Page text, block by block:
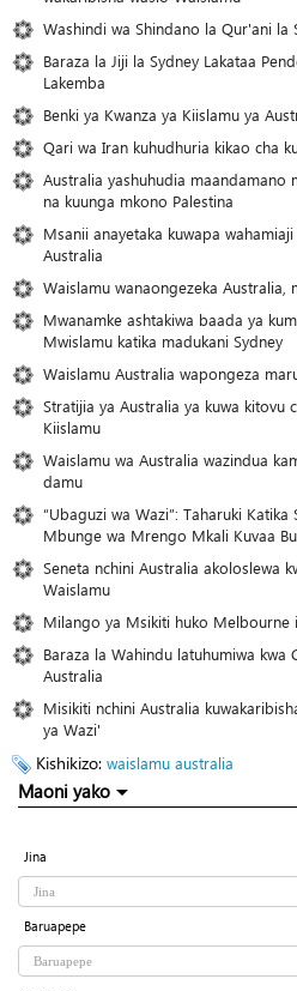
Washindi wa Shindano la Qur'ani la
Baraza la Jiji la Sydney Lakataa
Lakemba
Benki ya Kwanza ya Kiislamu ya
Qari wa Iran kuhudhuria kikao cha
Australia yashuhudia maandamano
na kuunga mkono Palestina
Msanii anayetaka kuwapa
Australia
Waislamu wanaongezeka Australia,
Mwanamke ashtakiwa baada ya
Mwislamu katika madukani Sydney
Waislamu Australia wapongeza
Stratijia ya Australia ya kuwa kitovu
Kiislamu
Waislamu wa Australia wazindua
damu
“Ubaguzi wa Wazi”: Taharuki
Mbunge wa Mrengo Mkali Kuvaa
Seneta nchini Australia akoloslewa
Waislamu
Milango ya Msikiti huko Melbourne
Baraza la Wahindu latuhumiwa kwa
Australia
Misikiti nchini Australia
ya Wazi'
Kishikizo: waislamu australia
Maoni yako
Jina
Baruapepe